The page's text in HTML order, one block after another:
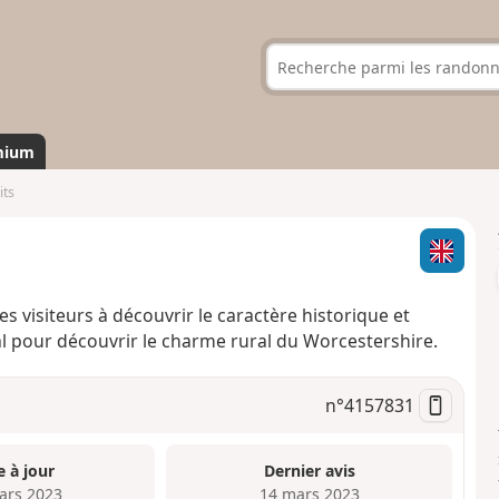
visiteurs à découvrir le caractère historique et
pour découvrir le charme rural du Worcestershire.
n°4157831
à jour
2023
Dernier avis
14 mars 2023